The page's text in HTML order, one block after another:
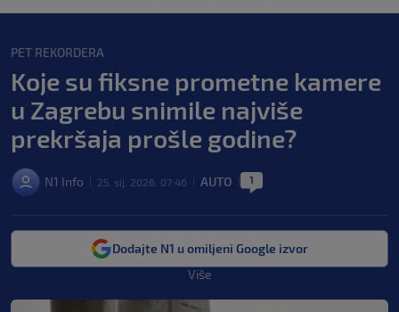
PET REKORDERA
Koje su fiksne prometne kamere
u Zagrebu snimile najviše
prekršaja prošle godine?
N1 Info 25. sij. 2026. 07:46 AUTO 1
Dodajte N1 u omiljeni Google izvor
Više